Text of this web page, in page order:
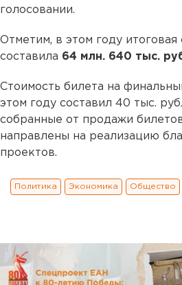
голосовании.
Отметим, в этом году итоговая
составила 64 млн. 640 тыс.
Стоимость билета на
этом году составил 40 тыс.
собранные от продажи
направлены на реализацию
проектов.
Политика Экономика Общество